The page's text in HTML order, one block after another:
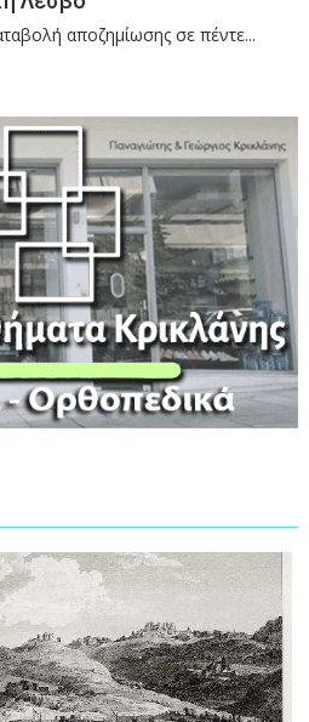
αποζημίωσης σε πέντε...